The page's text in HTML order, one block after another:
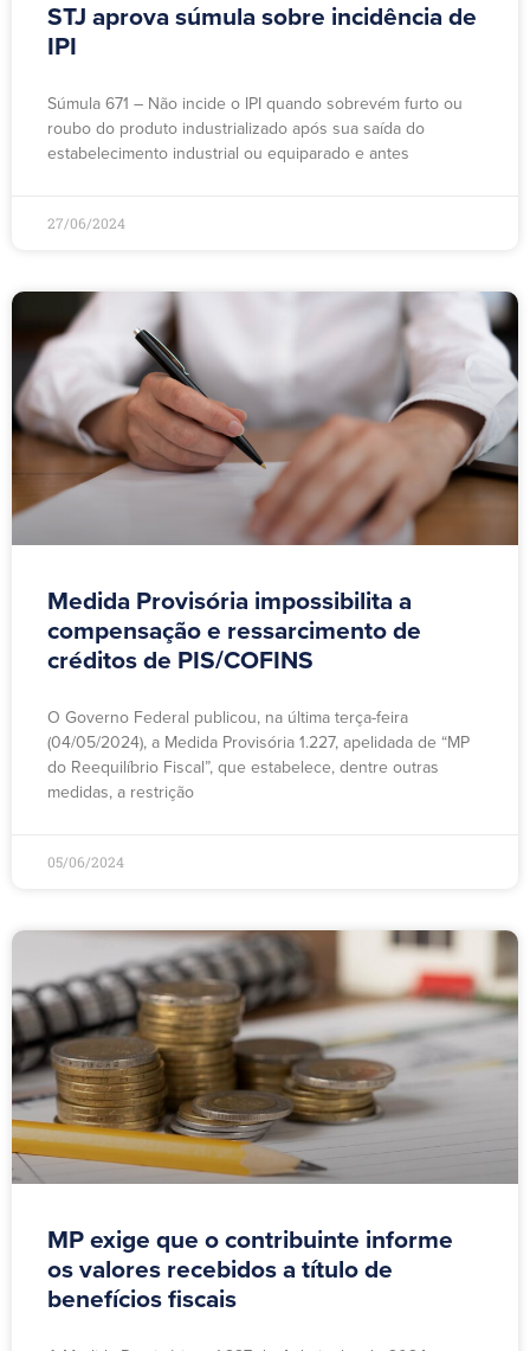
STJ aprova súmula sobre incidência de
IPI
Súmula 671 – Não incide o IPI quando sobrevém furto ou
roubo do produto industrializado após sua saída do
estabelecimento industrial ou equiparado e antes
27/06/2024
Medida Provisória impossibilita a
compensação e ressarcimento de
créditos de PIS/COFINS
O Governo Federal publicou, na última terça-feira
(04/05/2024), a Medida Provisória 1.227, apelidada de “MP
do Reequilíbrio Fiscal”, que estabelece, dentre outras
medidas, a restrição
05/06/2024
MP exige que o contribuinte informe
os valores recebidos a título de
benefícios fiscais